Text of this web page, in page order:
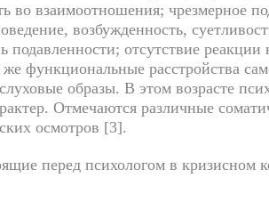
во взаимоотношения; чрезмерное
возбужденность,
подавленности; отсутствие
функциональные расстройства
образы. В этом возрасте
Отмечаются различные
осмотров [3].
перед психологом в кризисном